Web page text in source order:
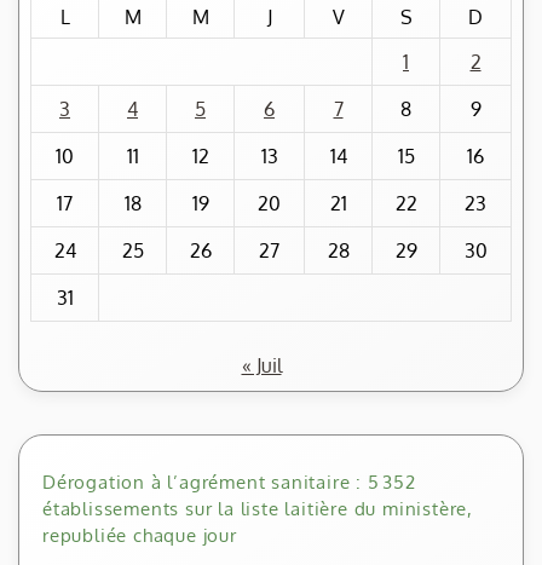
L M M J V S
D
1
2
3
4 5 6 7 8
9
10
11 12 13 14 15
16
17
18 19 20 21 22
23
24
25 26 27 28 29
30
31
« Juil
Dérogation à l’agrément sanitaire : 5 352
établissements sur la liste laitière du ministère,
republiée chaque jour